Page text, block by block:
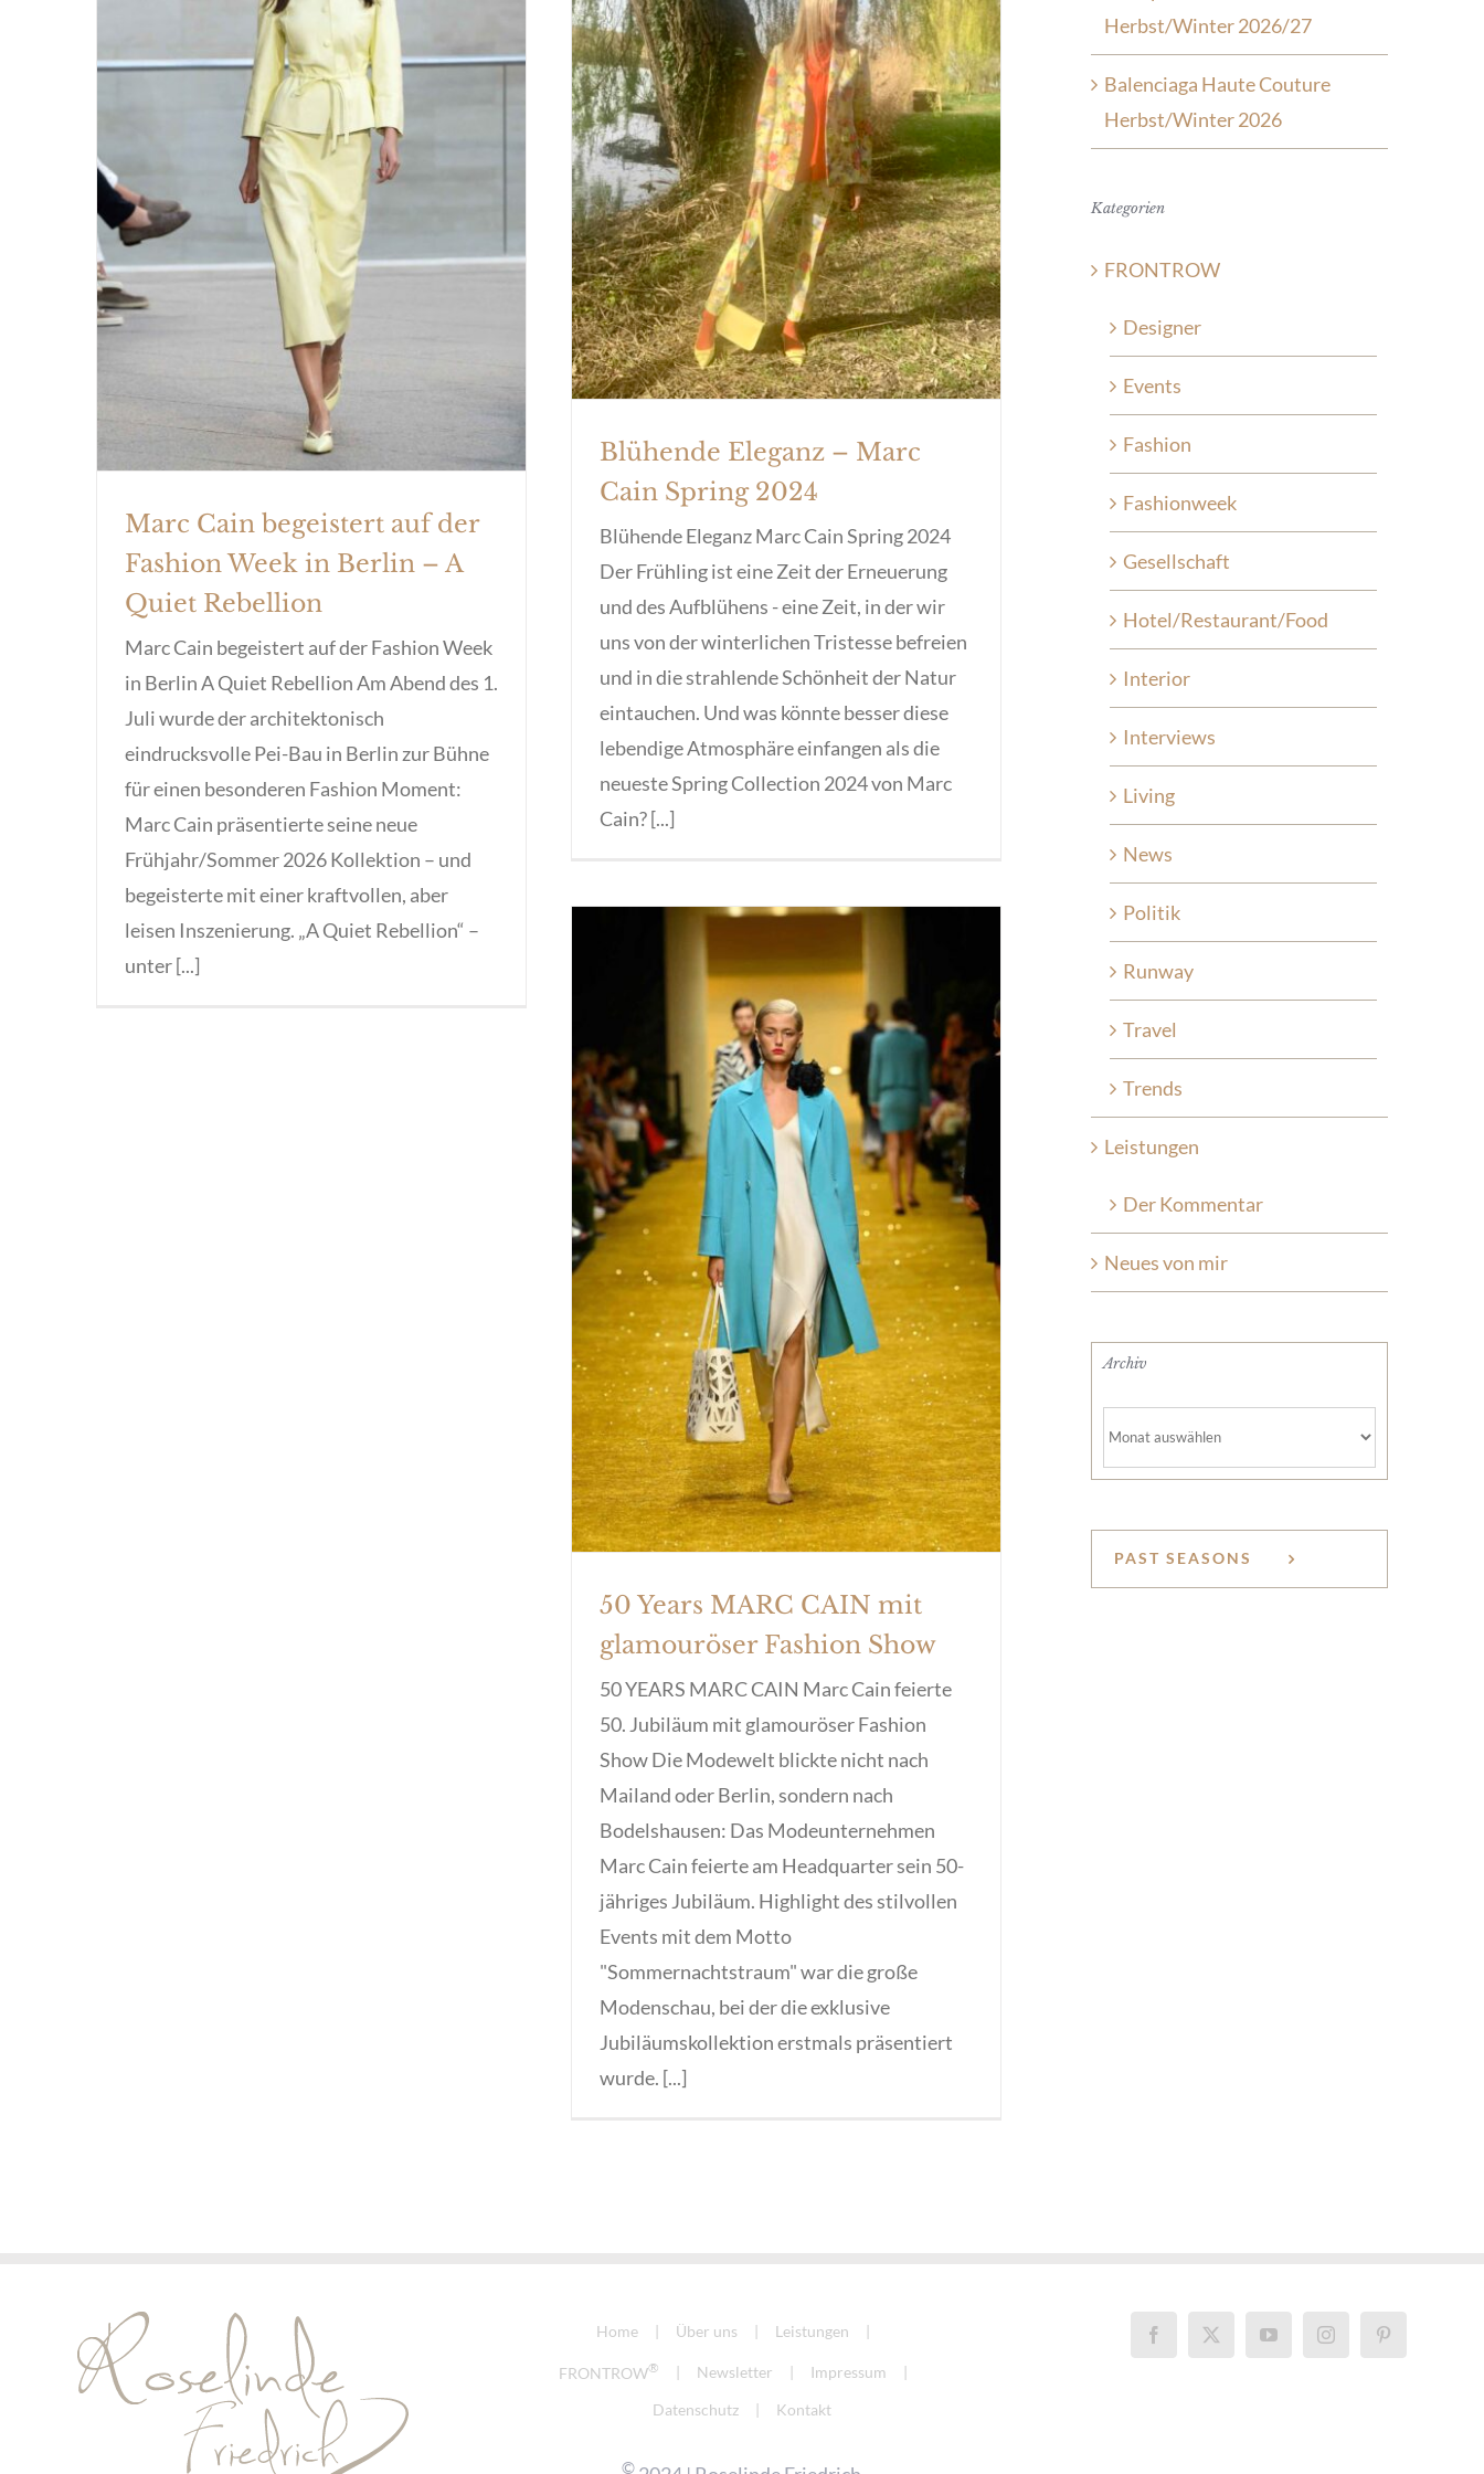
Marc Cain begeistert auf der
Fashion Week in Berlin – A Quiet
Rebellion
Marc Cain begeistert auf der
Fashion Week in Berlin – A
Quiet Rebellion
Marc Cain begeistert auf der Fashion Week
in Berlin A Quiet Rebellion Am Abend des 1.
Juli wurde der architektonisch
eindrucksvolle Pei-Bau in Berlin zur Bühne
für einen besonderen Fashion Moment:
Marc Cain präsentierte seine neue
Frühjahr/Sommer 2026 Kollektion – und
begeisterte mit einer kraftvollen, aber
leisen Inszenierung. „A Quiet Rebellion“ –
unter [...]
Blühende Eleganz – Marc Cain
Spring 2024
Blühende Eleganz – Marc
Cain Spring 2024
Blühende Eleganz Marc Cain Spring 2024
Der Frühling ist eine Zeit der Erneuerung
und des Aufblühens - eine Zeit, in der wir
uns von der winterlichen Tristesse befreien
und in die strahlende Schönheit der Natur
eintauchen. Und was könnte besser diese
lebendige Atmosphäre einfangen als die
neueste Spring Collection 2024 von Marc
Cain? [...]
50 Years MARC CAIN mit
glamouröser Fashion Show
50 Years MARC CAIN mit
glamouröser Fashion Show
50 YEARS MARC CAIN Marc Cain feierte
50. Jubiläum mit glamouröser Fashion
Show Die Modewelt blickte nicht nach
Mailand oder Berlin, sondern nach
Bodelshausen: Das Modeunternehmen
Marc Cain feierte am Headquarter sein 50-
jähriges Jubiläum. Highlight des stilvollen
Events mit dem Motto
"Sommernachtstraum" war die große
Modenschau, bei der die exklusive
Jubiläumskollektion erstmals präsentiert
wurde. [...]
Herbst/Winter 2026/27
Balenciaga Haute Couture
Herbst/Winter 2026
Kategorien
FRONTROW
Designer
Events
Fashion
Fashionweek
Gesellschaft
Hotel/Restaurant/Food
Interior
Interviews
Living
News
Politik
Runway
Travel
Trends
Leistungen
Der Kommentar
Neues von mir
Archiv
PAST SEASONS
Home Über uns Leistungen
FRONTROW® Newsletter
Impressum
Datenschutz
Kontakt
©